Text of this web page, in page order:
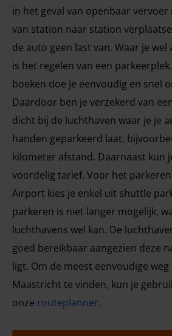
in het geval van openbaar vervoer
van station naar station
de auto geen last van. Waar je
is het regelen van een
boeken doe je eenvoudig en snel
Daardoor ben je verzekerd van
dicht bij de luchthaven waar je je
handen geparkeerd laat,
kilometer afstand. Daarnaast kun
voordelig tarief. Voor het
Airport kies je enkel uit shuttle
parkeren is niet langer mogelijk,
luchthavens wel kan. De
goed bereikbaar aangezien deze
ligt. Om de meest eenvoudige
Maastricht te vinden, kun je
onze routeplanner.